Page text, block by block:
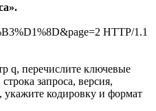
HTTP/1.1
q, перечислите ключевые
запроса, версия,
укажите кодировку и формат